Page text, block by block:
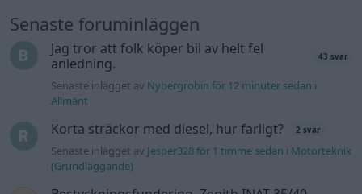
Senaste foruminläggen
Jag tror att folk köper bil av helt fel
anledning.
43 svar
Senaste inlägget av Nybergrobin för 12 minuter sedan i
Allmänt
Korta sträckor med diesel, hur farligt? 2 svar
Senaste inlägget av Jesper328 för 1 timme sedan i Motorteknik
(Grundläggande)